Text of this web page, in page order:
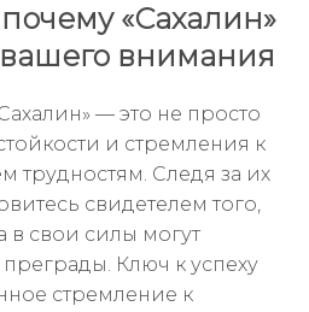
«Сахалин»
внимания
— это не просто
и стремления к
трудностям. Следя за их
свидетелем того,
в свои силы могут
Ключ к успеху
стремление к